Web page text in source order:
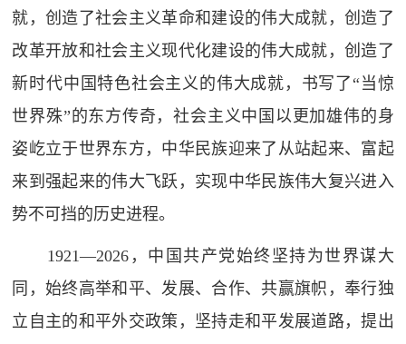
就，创造了社会主义革命和建设的伟大成就，创造了
改革开放和社会主义现代化建设的伟大成就，创造了
新时代中国特色社会主义的伟大成就，书写了“当惊
世界殊”的东方传奇，社会主义中国以更加雄伟的身
姿屹立于世界东方，中华民族迎来了从站起来、富起
来到强起来的伟大飞跃，实现中华民族伟大复兴进入
势不可挡的历史进程。
1921—2026，中国共产党始终坚持为世界谋大
同，始终高举和平、发展、合作、共赢旗帜，奉行独
立自主的和平外交政策，坚持走和平发展道路，提出